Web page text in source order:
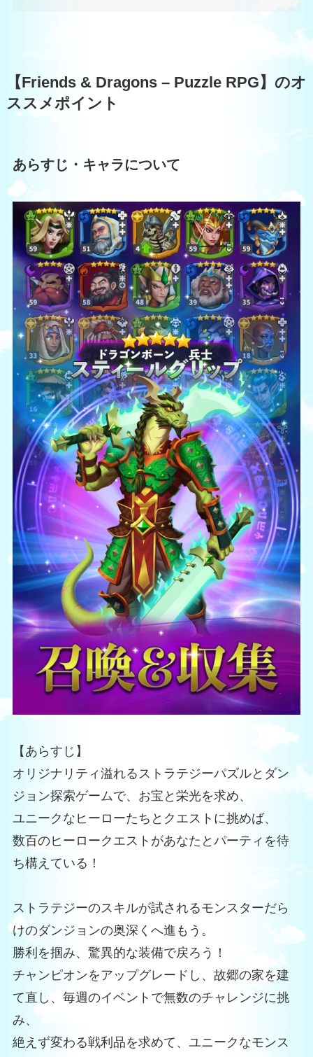
【Friends & Dragons – Puzzle RPG】のオ
ススメポイント
あらすじ・キャラについて
【あらすじ】
オリジナリティ溢れるストラテジーパズルとダン
ジョン探索ゲームで、お宝と栄光を求め、
ユニークなヒーローたちとクエストに挑めば、
数百のヒーロークエストがあなたとパーティを待
ち構えている！
ストラテジーのスキルが試されるモンスターだら
けのダンジョンの奥深くへ進もう。
勝利を掴み、驚異的な装備で戻ろう！
チャンピオンをアップグレードし、故郷の家を建
て直し、毎週のイベントで無数のチャレンジに挑
み、
絶えず変わる戦利品を求めて、ユニークなモンス